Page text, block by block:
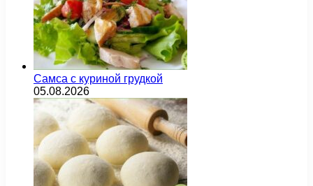
Самса с куриной грудкой
05.08.2026